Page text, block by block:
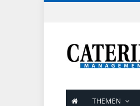
THEMEN